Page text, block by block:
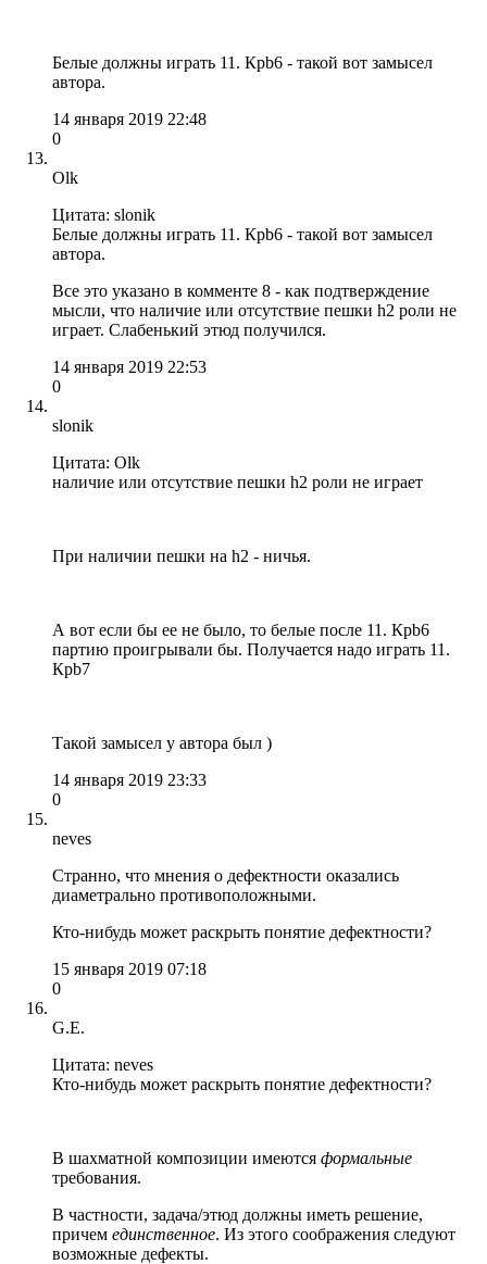
Белые должны играть 11. Крb6 - такой вот замысел
автора.
14 января 2019 22:48
0
Olk
Цитата: slonik
Белые должны играть 11. Крb6 - такой вот замысел
автора.
Все это указано в комменте 8 - как подтверждение
мысли, что наличие или отсутствие пешки h2 роли не
играет. Слабенький этюд получился.
14 января 2019 22:53
0
slonik
Цитата: Olk
наличие или отсутствие пешки h2 роли не играет
При наличии пешки на h2 - ничья.
А вот если бы ее не было, то белые после 11. Крb6
партию проигрывали бы. Получается надо играть 11.
Крb7
Такой замысел у автора был )
14 января 2019 23:33
0
neves
Странно, что мнения о дефектности оказались
диаметрально противоположными.
Кто-нибудь может раскрыть понятие дефектности?
15 января 2019 07:18
0
G.E.
Цитата: neves
Кто-нибудь может раскрыть понятие дефектности?
В шахматной композиции имеются формальные
требования.
В частности, задача/этюд должны иметь решение,
причем единственное. Из этого соображения следуют
возможные дефекты.